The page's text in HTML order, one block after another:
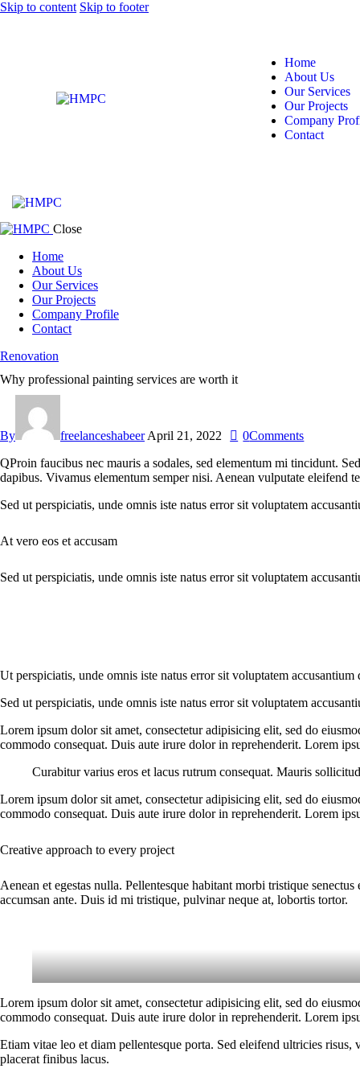
Skip to content Skip to footer
Home
About Us
Our Services
Our Projects
Company
Contact
Close
Home
About Us
Our Services
Our Projects
Company Profile
Contact
Renovation
Why professional painting services are worth it
By freelanceshabeerApril 21, 2022 0Comments
QProin faucibus nec mauris a sodales, sed elementum mi tincidunt.
dapibus. Vivamus elementum semper nisi. Aenean vulputate eleifend
Sed ut perspiciatis, unde omnis iste natus error sit voluptatem
At vero eos et accusam
Sed ut perspiciatis, unde omnis iste natus error sit voluptatem
Ut perspiciatis, unde omnis iste natus error sit voluptatem
Sed ut perspiciatis, unde omnis iste natus error sit voluptatem
Lorem ipsum dolor sit amet, consectetur adipisicing elit, sed do
commodo consequat. Duis aute irure dolor in reprehenderit. Lorem
Curabitur varius eros et lacus rutrum consequat. Mauris
Lorem ipsum dolor sit amet, consectetur adipisicing elit, sed do
commodo consequat. Duis aute irure dolor in reprehenderit. Lorem
Creative approach to every project
Aenean et egestas nulla. Pellentesque habitant morbi tristique
accumsan ante. Duis id mi tristique, pulvinar neque at, lobortis tortor.
Lorem ipsum dolor sit amet, consectetur adipisicing elit, sed do
commodo consequat. Duis aute irure dolor in reprehenderit. Lorem
Etiam vitae leo et diam pellentesque porta. Sed eleifend ultricies
placerat finibus lacus.